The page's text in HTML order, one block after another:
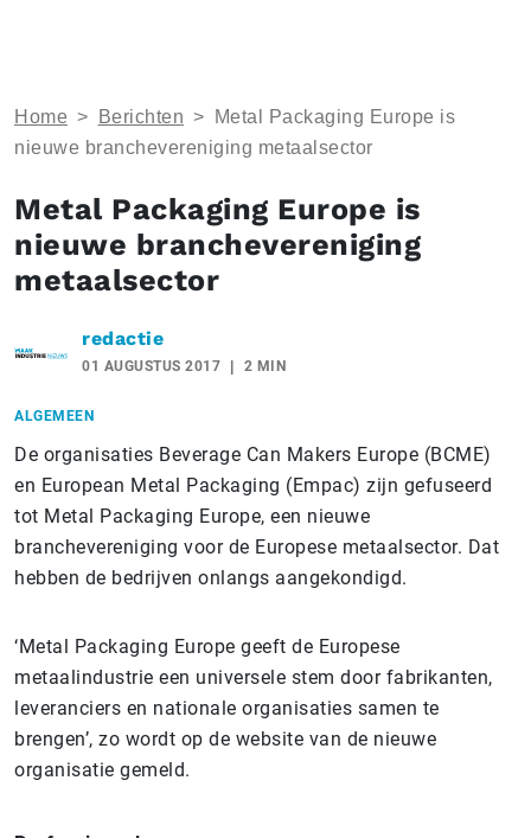
Home > Berichten >
Metal Packaging Europe is
nieuwe branchevereniging metaalsector
Metal Packaging Europe is
nieuwe branchevereniging
metaalsector
redactie
01 AUGUSTUS 2017 2 MIN
ALGEMEEN
De organisaties Beverage Can Makers Europe (BCME)
en European Metal Packaging (Empac) zijn gefuseerd
tot Metal Packaging Europe, een nieuwe
branchevereniging voor de Europese metaalsector. Dat
hebben de bedrijven onlangs aangekondigd.
‘Metal Packaging Europe geeft de Europese
metaalindustrie een universele stem door fabrikanten,
leveranciers en nationale organisaties samen te
brengen’, zo wordt op de website van de nieuwe
organisatie gemeld.